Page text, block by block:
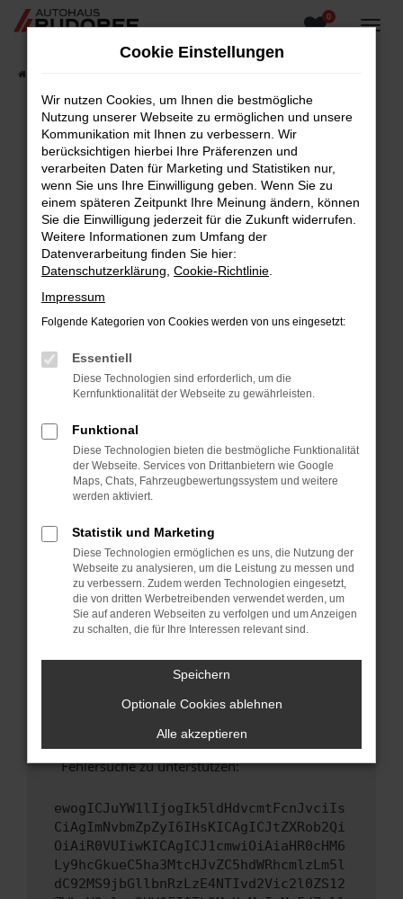
Zum
0
Fehler: Network Error
Beim Laden ist ein Fehler aufgetreten.
Hier sind ein paar Tipps, die dir helfen können:
Überprüfe deine Firewall und deine
Internetverbindung.
Laden andere Webseiten, zum Beispiel deine
Suchmaschine?
Prüfe deine Browsererweiterungen.
Manche Erweiterungen, wie Werbeblocker,
können das Laden bestimmter Seiten
verhindern. Funktioniert die Seite in einem
Fenster?
Starte dein Gerät neu.
Das kann manchmal helfen, vorübergehende
Probleme zu beheben.
Betriebssystem auf dem neuesten Stand
sind.
Veraltete Software birgt nicht nur ein
Sicherheitsrisiko, sondern kann auch dazu
führen, dass bestimmte Funktionen nicht mehr
unterstützt werden.
Wende dich an den Webseitenbetreiber.
Wenn du alle oben genannten Schritte versucht
hast, kontaktiere uns bitte. Wir werden
versuchen, das Problem zu beheben. Du kannst
uns diesen Text schicken, um uns bei der
Fehlersuche zu unterstützen:
ewogICJuYW1lIjogIk5ldHdvcmtFcnJvciIs
CiAgImNvbmZpZyI6IHsKICAgICJtZXRob2Qi
OiAiR0VUIiwKICAgICJ1cmwiOiAiaHR0cHM6
Ly9hcGkueC5ha3MtcHJvZC5hdWRhcmlzLm5l
dC92MS9jbGllbnRzLzE4NTIvd2Vic2l0ZS12
Cookie Einstellungen
Wir nutzen Cookies, um Ihnen die bestmögliche
Nutzung unserer Webseite zu ermöglichen und unsere
Kommunikation mit Ihnen zu verbessern. Wir
berücksichtigen hierbei Ihre Präferenzen und
verarbeiten Daten für Marketing und Statistiken nur,
wenn Sie uns Ihre Einwilligung geben. Wenn Sie zu
einem späteren Zeitpunkt Ihre Meinung ändern, können
Sie die Einwilligung jederzeit für die Zukunft widerrufen.
Weitere Informationen zum Umfang der
Datenverarbeitung finden Sie hier:
Datenschutzerklärung Cookie-Richtlinie
Impressum
Folgende Kategorien von Cookies werden von uns eingesetzt:
Essentiell
Diese Technologien sind erforderlich, um die
Kernfunktionalität der Webseite zu gewährleisten.
Funktional
Diese Technologien bieten die bestmögliche Funktionalität
der Webseite. Services von Drittanbietern wie Google
Maps, Chats, Fahrzeugbewertungssystem und weitere
werden aktiviert.
Statistik und Marketing
Diese Technologien ermöglichen es uns, die Nutzung der
Webseite zu analysieren, um die Leistung zu messen und
zu verbessern. Zudem werden Technologien eingesetzt,
die von dritten Werbetreibenden verwendet werden, um
Sie auf anderen Webseiten zu verfolgen und um Anzeigen
zu schalten, die für Ihre Interessen relevant sind.
Speichern
Optionale Cookies ablehnen
Alle akzeptieren